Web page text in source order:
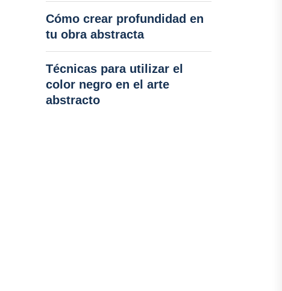
Cómo crear profundidad en
tu obra abstracta
Técnicas para utilizar el
color negro en el arte
abstracto